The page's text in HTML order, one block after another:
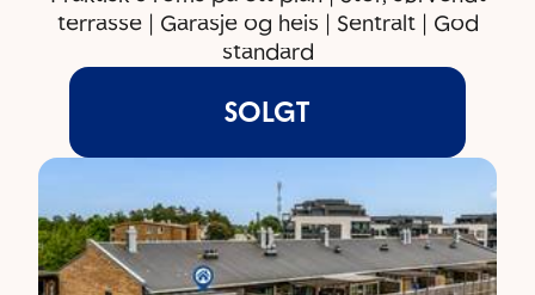
terrasse | Garasje og heis | Sentralt | God
standard
SOLGT